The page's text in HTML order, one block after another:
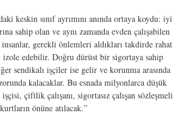
keskin sınıf ayrımını anında ortaya koydu: iyi
sahip olan ve aynı zamanda evden çalışabilen
gerekli önlemleri aldıkları takdirde rahat
edebilir. Doğru dürüst bir sigortaya sahip
sendikalı işçiler ise gelir ve korunma arasında
kalacaklar. Bu esnada milyonlarca düşük
çiftlik çalışanı, sigortasız çalışan sözleşmeli
önüne atılacak.”